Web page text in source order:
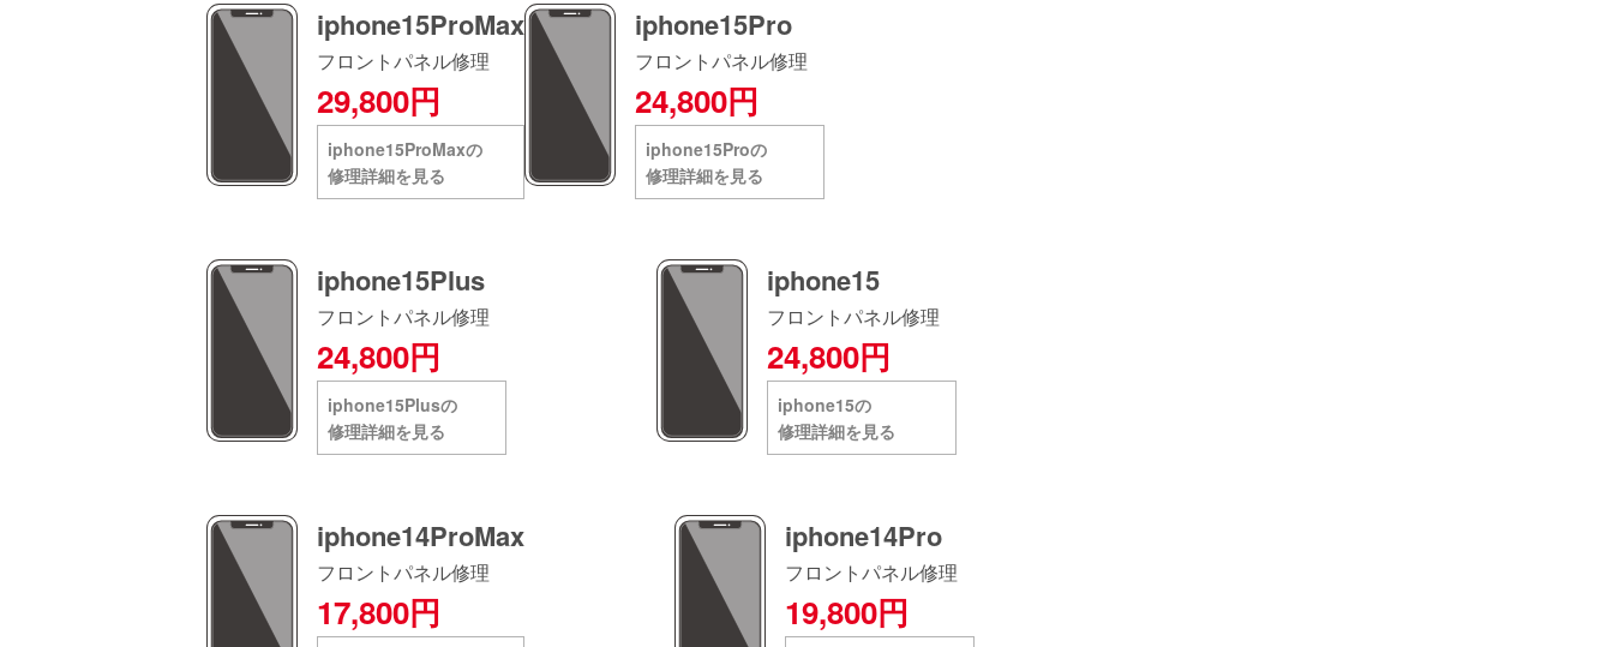
iphone15ProMax
フロントパネル修理
29,800円
iphone15ProMaxの
修理詳細を見る
iphone15Pro
フロントパネル修理
24,800円
iphone15Proの
修理詳細を見る
iphone15Plus
フロントパネル修理
24,800円
iphone15Plusの
修理詳細を見る
iphone15
フロントパネル修理
24,800円
iphone15の
修理詳細を見る
iphone14ProMax
フロントパネル修理
17,800円
iphone14Pro
フロントパネル修理
19,800円